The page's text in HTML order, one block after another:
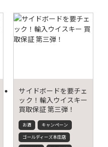
サイドボードを要チェ
ック！輸入ウイスキー
買取保証 第三弾！
お酒
キャンペーン
ゴールディーズ本庄店